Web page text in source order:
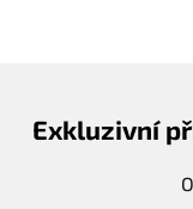
Exkluzivní